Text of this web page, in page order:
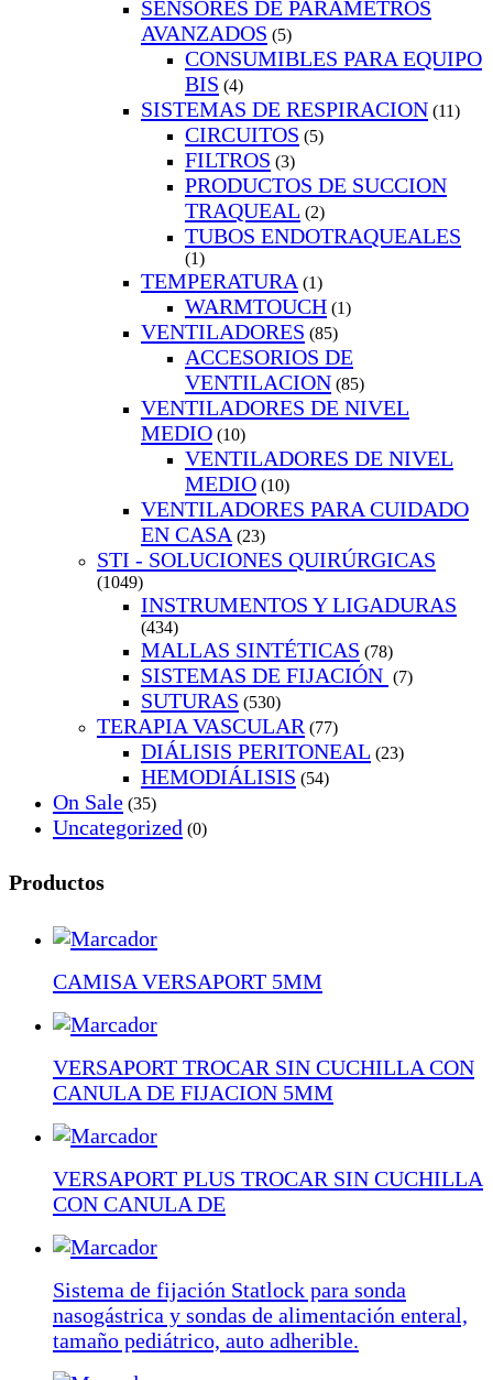
SENSORES DE PARAMETROS
AVANZADOS (5)
CONSUMIBLES PARA EQUIPO
BIS (4)
SISTEMAS DE RESPIRACION (11)
CIRCUITOS (5)
FILTROS (3)
PRODUCTOS DE SUCCION
TRAQUEAL (2)
TUBOS ENDOTRAQUEALES
(1)
TEMPERATURA (1)
WARMTOUCH (1)
VENTILADORES (85)
ACCESORIOS DE
VENTILACION (85)
VENTILADORES DE NIVEL
MEDIO (10)
VENTILADORES DE NIVEL
MEDIO (10)
VENTILADORES PARA CUIDADO
EN CASA (23)
STI - SOLUCIONES QUIRÚRGICAS
(1049)
INSTRUMENTOS Y LIGADURAS
(434)
MALLAS SINTÉTICAS (78)
SISTEMAS DE FIJACIÓN (7)
SUTURAS (530)
TERAPIA VASCULAR (77)
DIÁLISIS PERITONEAL (23)
HEMODIÁLISIS (54)
On Sale (35)
Uncategorized (0)
Productos
CAMISA VERSAPORT 5MM
VERSAPORT TROCAR SIN CUCHILLA CON
CANULA DE FIJACION 5MM
VERSAPORT PLUS TROCAR SIN CUCHILLA
CON CANULA DE
Sistema de fijación Statlock para sonda
nasogástrica y sondas de alimentación enteral,
tamaño pediátrico, auto adherible.